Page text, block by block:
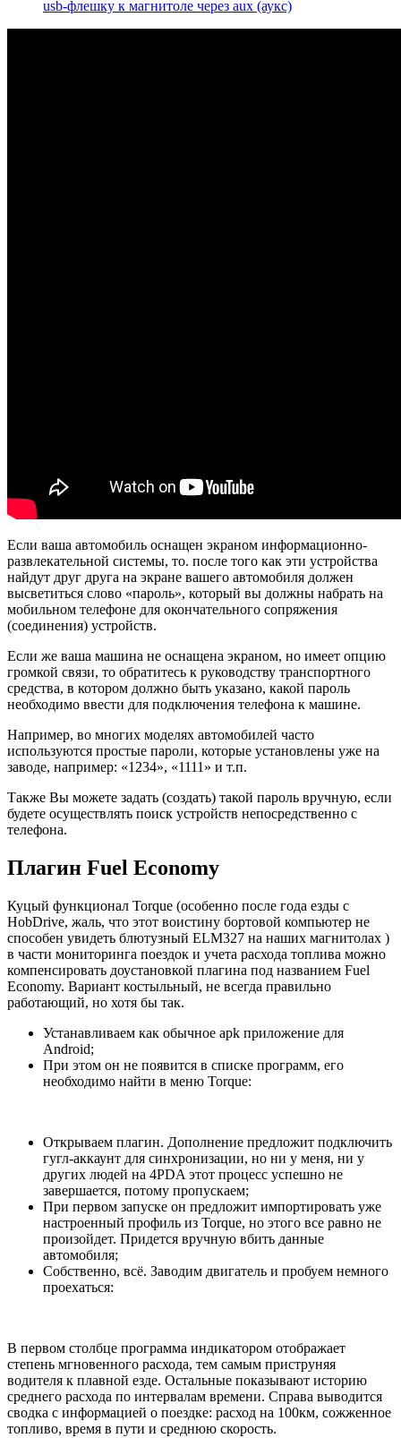
usb-флешку к магнитоле через aux (аукс)
Если ваша автомобиль оснащен экраном информационно-
развлекательной системы, то. после того как эти устройства
найдут друг друга на экране вашего автомобиля должен
высветиться слово «пароль», который вы должны набрать на
мобильном телефоне для окончательного сопряжения
(соединения) устройств.
Если же ваша машина не оснащена экраном, но имеет опцию
громкой связи, то обратитесь к руководству транспортного
средства, в котором должно быть указано, какой пароль
необходимо ввести для подключения телефона к машине.
Например, во многих моделях автомобилей часто
используются простые пароли, которые установлены уже на
заводе, например: «1234», «1111» и т.п.
Также Вы можете задать (создать) такой пароль вручную, если
будете осуществлять поиск устройств непосредственно с
телефона.
Плагин Fuel Economy
Куцый функционал Torque (особенно после года езды с
HobDrive, жаль, что этот воистину бортовой компьютер не
способен увидеть блютузный ELM327 на наших магнитолах )
в части мониторинга поездок и учета расхода топлива можно
компенсировать доустановкой плагина под названием Fuel
Economy. Вариант костыльный, не всегда правильно
работающий, но хотя бы так.
Устанавливаем как обычное apk приложение для
Android;
При этом он не появится в списке программ, его
необходимо найти в меню Torque:
Открываем плагин. Дополнение предложит подключить
гугл-аккаунт для синхронизации, но ни у меня, ни у
других людей на 4PDA этот процесс успешно не
завершается, потому пропускаем;
При первом запуске он предложит импортировать уже
настроенный профиль из Torque, но этого все равно не
произойдет. Придется вручную вбить данные
автомобиля;
Собственно, всё. Заводим двигатель и пробуем немного
проехаться:
В первом столбце программа индикатором отображает
степень мгновенного расхода, тем самым приструняя
водителя к плавной езде. Остальные показывают историю
среднего расхода по интервалам времени. Справа выводится
сводка с информацией о поездке: расход на 100км, сожженное
топливо, время в пути и среднюю скорость.